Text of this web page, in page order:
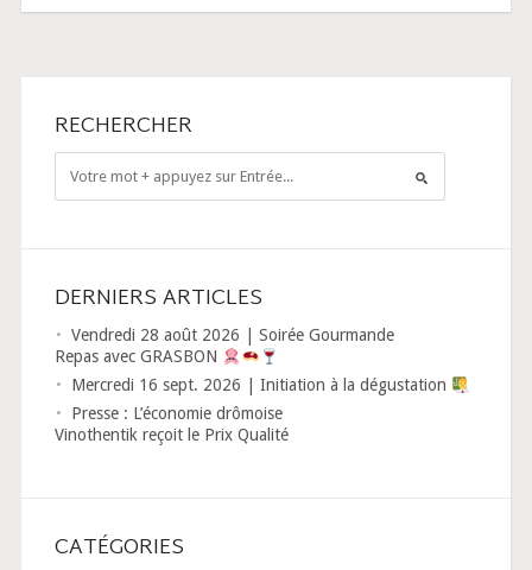
RECHERCHER
DERNIERS ARTICLES
Vendredi 28 août 2026 | Soirée Gourmande
Repas avec GRASBON
Mercredi 16 sept. 2026 | Initiation à la dégustation
Presse : L’économie drômoise
Vinothentik reçoit le Prix Qualité
CATÉGORIES